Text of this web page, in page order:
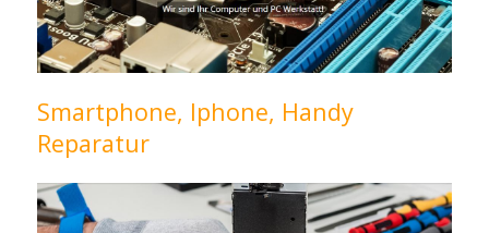
Smartphone, Iphone, Handy
Reparatur